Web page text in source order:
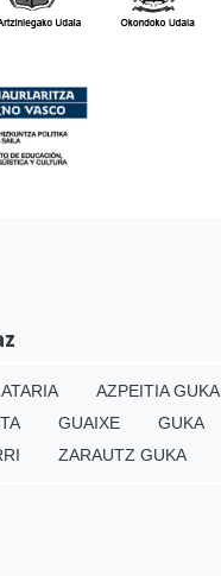
ATARIA AZPEITIA GUKA
GUAIXE GUKA
ZARAUTZ GUKA